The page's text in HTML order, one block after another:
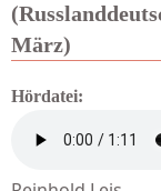
März)
Hördatei: